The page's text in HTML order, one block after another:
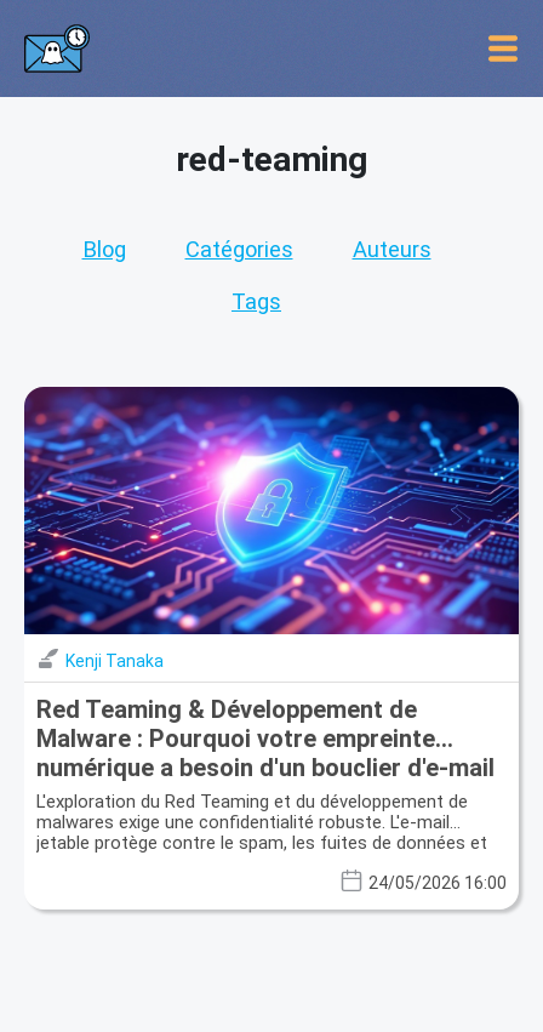
red-teaming
Blog Catégories Auteurs
Tags
Kenji Tanaka
Red Teaming & Développement de
Malware : Pourquoi votre empreinte
numérique a besoin d'un bouclier d'e-mail
jetable
L'exploration du Red Teaming et du développement de
malwares exige une confidentialité robuste. L'e-mail
jetable protège contre le spam, les fuites de données et
24/05/2026 16:00